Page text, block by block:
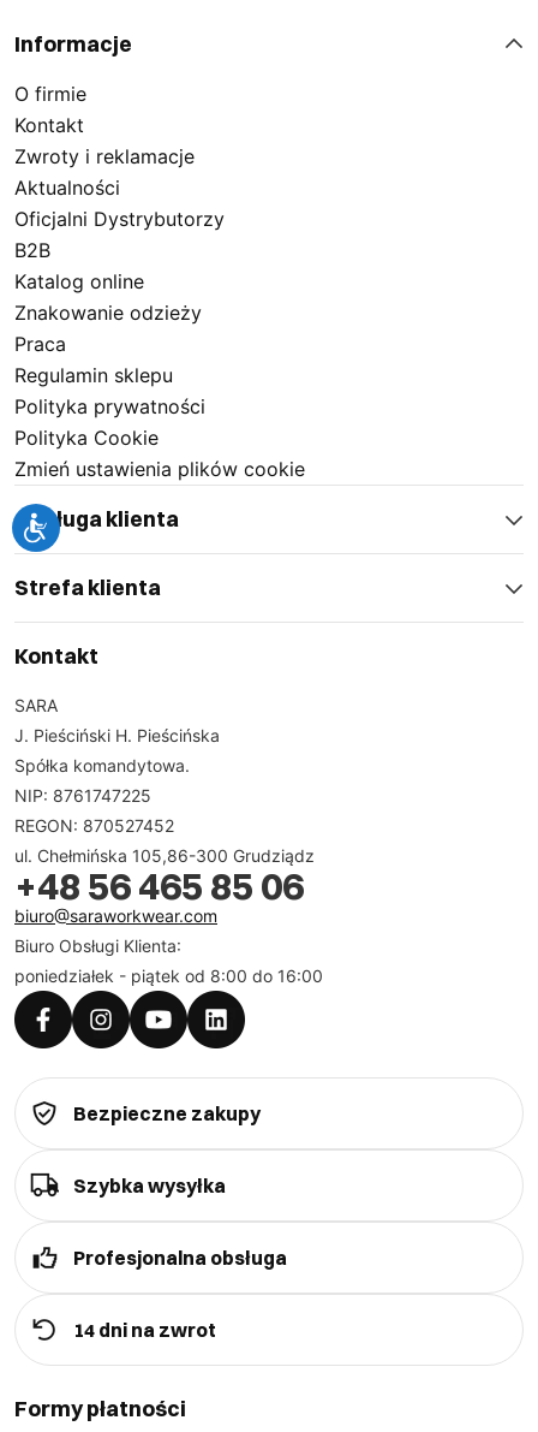
Informacje
O firmie
Kontakt
Zwroty i reklamacje
Aktualności
Oficjalni Dystrybutorzy
B2B
Katalog online
Znakowanie odzieży
Praca
Regulamin sklepu
Polityka prywatności
Polityka Cookie
Zmień ustawienia plików cookie
Obsługa klienta
Strefa klienta
Kontakt
SARA
J. Pieściński H. Pieścińska
Spółka komandytowa.
NIP: 8761747225
REGON: 870527452
ul. Chełmińska 105,86-300 Grudziądz
+48 56 465 85 06
biuro@saraworkwear.com
Biuro Obsługi Klienta:
poniedziałek - piątek od 8:00 do 16:00
Bezpieczne zakupy
Szybka wysyłka
Profesjonalna obsługa
14 dni na zwrot
Formy płatności